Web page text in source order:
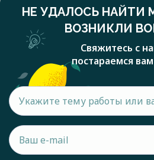
НЕ УДАЛОСЬ НАЙТИ
ВОЗНИКЛИ
Свяжитесь с
постараемся